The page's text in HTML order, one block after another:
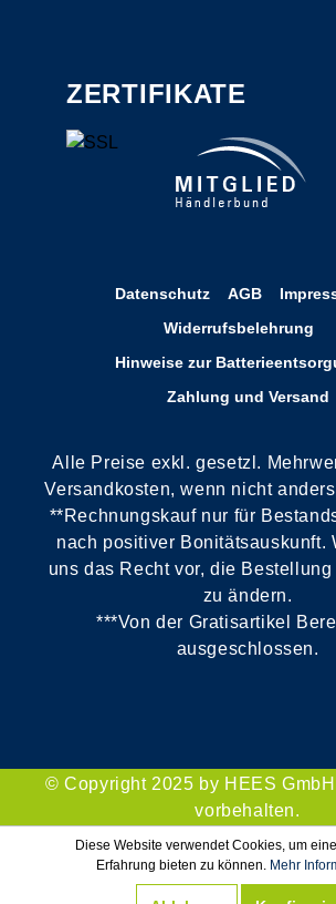
ZERTIFIKATE
Datenschutz AGB
Widerrufsbelehrung
Hinweise zur
Zahlung und Versand
Alle Preise exkl. gesetzl.
Versandkosten, wenn nicht
**Rechnungskauf nur für
nach positiver Bonitätsauskunft.
uns das Recht vor, die
zu ändern.
***Von der Gratisartikel
ausgeschlossen.
© Copyright 2025 by HEES
vorbehalten.
Diese Website verwendet Cookies, um
Erfahrung bieten zu können. Mehr